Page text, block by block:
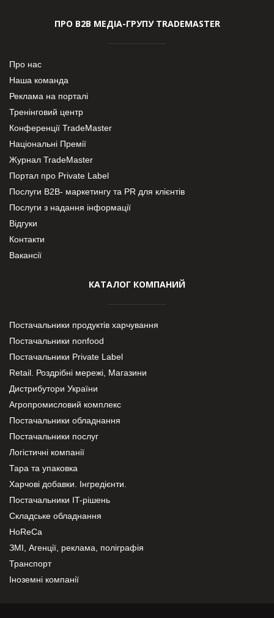
ПРО В2В МЕДІА-ГРУПУ TRADEMASTER
Про нас
Наша команда
Реклама на порталі
Тренінговий центр
Конференції TradeMaster
Національні Премії
Журнал TradeMaster
Портал про Private Label
Послуги В2В- маркетингу та PR для клієнтів
Послуги з надання інформації
Відгуки
Контакти
Вакансії
КАТАЛОГ КОМПАНИЙ
Постачальники продуктів харчування
Постачальники nonfood
Постачальники Private Label
Retail. Роздрібні мережі, Магазини
Дистрибутори України
Агропромисловий комплекс
Постачальники обладнання
Постачальники послуг
Логістичні компанії
Тара та упаковка
Харчові добавки. Інгредієнти.
Постачальники IT-рішень
Складське обладнання
HoReCa
ЗМІ, Агенції, реклама, поліграфія
Транспорт
Іноземні компанії